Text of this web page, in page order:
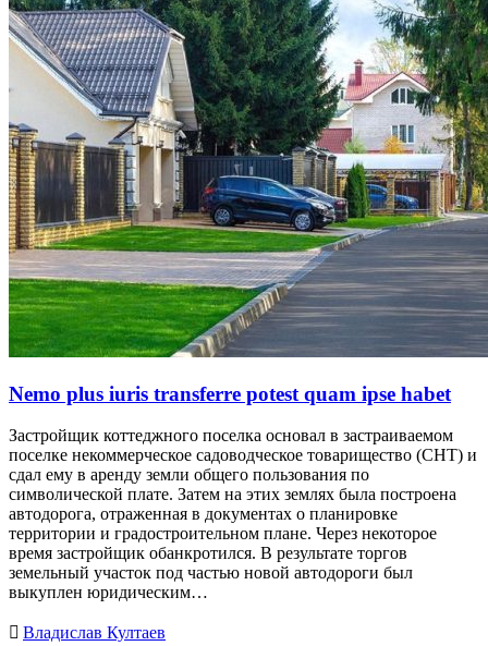
Nemo plus iuris transferre potest quam ipse habet
Застройщик коттеджного поселка основал в застраиваемом
поселке некоммерческое садоводческое товарищество (СНТ) и
сдал ему в аренду земли общего пользования по
символической плате. Затем на этих землях была построена
автодорога, отраженная в документах о планировке
территории и градостроительном плане. Через некоторое
время застройщик обанкротился. В результате торгов
земельный участок под частью новой автодороги был
выкуплен юридическим…
 Владислав Култаев